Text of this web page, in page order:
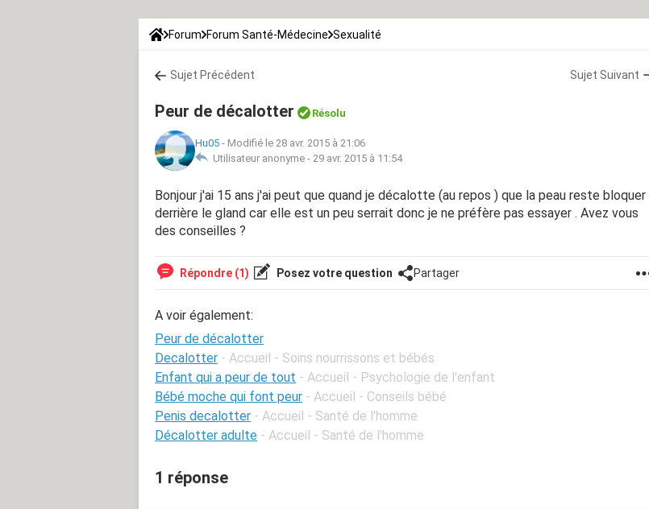
Forum Forum Santé-Médecine Sexualité
Sujet Précédent Sujet Suivant
Peur de décalotter Résolu
Hu05 - Modifié le 28 avr. 2015 à 21:06
Utilisateur anonyme - 29 avr. 2015 à 11:54
Bonjour j'ai 15 ans j'ai peut que quand je décalotte (au repos ) que la peau reste bloquer
derrière le gland car elle est un peu serrait donc je ne préfère pas essayer . Avez vous
des conseilles ?
Répondre (1) Posez votre question Partager
A voir également:
Peur de décalotter
Decalotter - Accueil - Soins nourrissons et bébés
Enfant qui a peur de tout - Accueil - Psychologie de l'enfant
Bébé moche qui font peur - Accueil - Conseils bébé
Penis decalotter - Accueil - Santé de l'homme
Décalotter adulte - Accueil - Santé de l'homme
1 réponse